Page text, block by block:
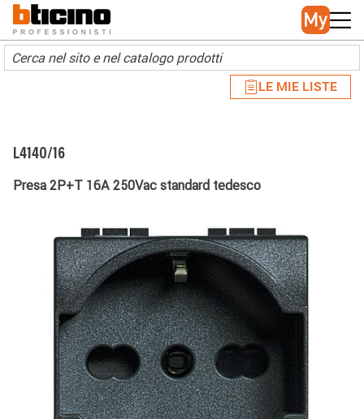
Skip to main content
Main navigation
LE MIE LISTE
L4140/16
Presa 2P+T 16A 250Vac standard tedesco